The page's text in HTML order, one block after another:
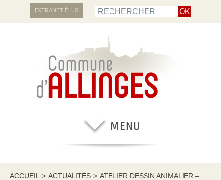
EXTRANET ÉLUS
ACCUEIL > ACTUALITÉS > ATELIER DESSIN ANIMALIER –